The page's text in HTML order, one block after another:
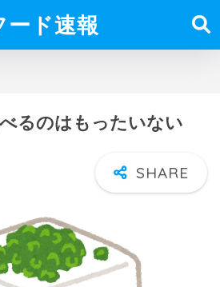
ード速報
るのはもったいない